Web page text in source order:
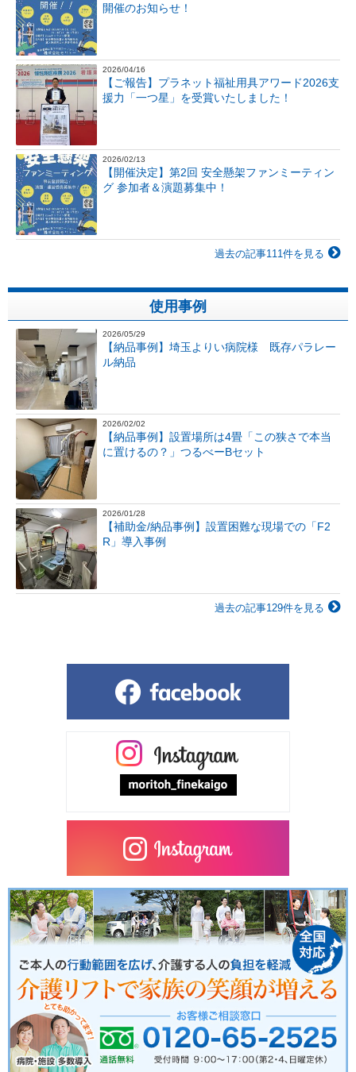
開催のお知らせ！
2026/04/16
【ご報告】プラネット福祉用具アワード2026支
援力「一つ星」を受賞いたしました！
2026/02/13
【開催決定】第2回 安全懸架ファンミーティン
グ 参加者＆演題募集中！
過去の記事111件を見る
使用事例
2026/05/29
【納品事例】埼玉よりい病院様 既存パラレー
ル納品
2026/02/02
【納品事例】設置場所は4畳「この狭さで本当
に置けるの？」つるべーBセット
2026/01/28
【補助金/納品事例】設置困難な現場での「F2
R」導入事例
過去の記事129件を見る